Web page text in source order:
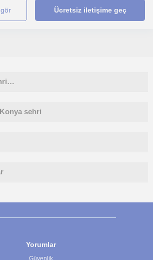
gör Ücretsiz iletişime geç
sehri
Yorumlar
Güvenlik